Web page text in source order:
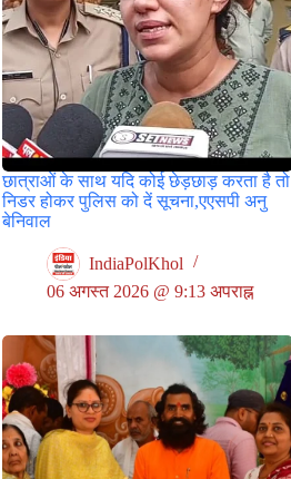
छात्राओं के साथ यदि कोई छेड़छाड़ करता है तो
निडर होकर पुलिस को दें सूचना,एएसपी अनु
बेनिवाल
IndiaPolKhol
06 अगस्त 2026 @ 9:13 अपराह्न